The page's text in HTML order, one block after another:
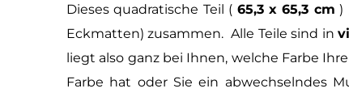
Dieses quadratische Teil ( 65,3 x 65,3 cm )
Eckmatten) zusammen. Alle Teile sind in
liegt also ganz bei Ihnen, welche Farbe
Farbe hat oder Sie ein abwechselndes